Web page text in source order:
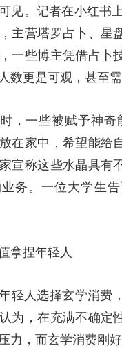
见。记者在小红书
主营塔罗占卜、星
一些博主凭借占卜
数更是可观，甚至
，一些被赋予神
在家中，希望能给
宣称这些水晶具有
务。一位大学生
拿捏年轻人
轻人选择玄学消费
为，在充满不确定
力，而玄学消费刚好